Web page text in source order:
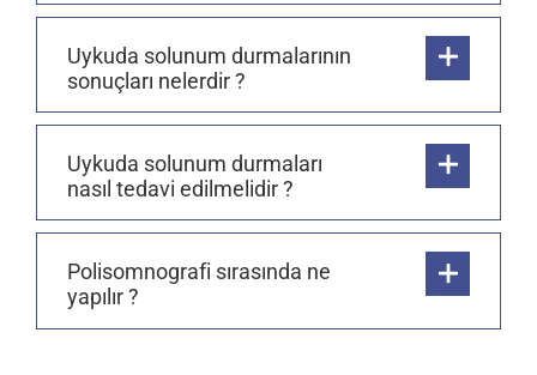
Uykuda solunum durmalarının
sonuçları nelerdir ?
Uykuda solunum durmaları
nasıl tedavi edilmelidir ?
Polisomnografi sırasında ne
yapılır ?